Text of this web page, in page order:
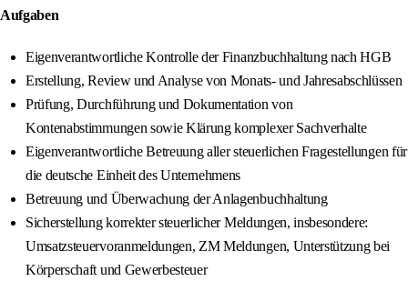
Aufgaben
Eigenverantwortliche Kontrolle der Finanzbuchhaltung nach HGB
Erstellung, Review und Analyse von Monats- und Jahresabschlüssen
Prüfung, Durchführung und Dokumentation von
Kontenabstimmungen sowie Klärung komplexer Sachverhalte
Eigenverantwortliche Betreuung aller steuerlichen Fragestellungen für
die deutsche Einheit des Unternehmens
Betreuung und Überwachung der Anlagenbuchhaltung
Sicherstellung korrekter steuerlicher Meldungen, insbesondere:
Umsatzsteuervoranmeldungen, ZM Meldungen, Unterstützung bei
Körperschaft und Gewerbesteuer